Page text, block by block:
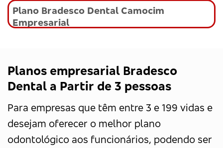
Plano Bradesco Dental Camocim
Empresarial
Planos empresarial Bradesco
Dental a Partir de 3 pessoas
Para empresas que têm entre 3 e 199 vidas e
desejam oferecer o melhor plano
odontológico aos funcionários, podendo ser